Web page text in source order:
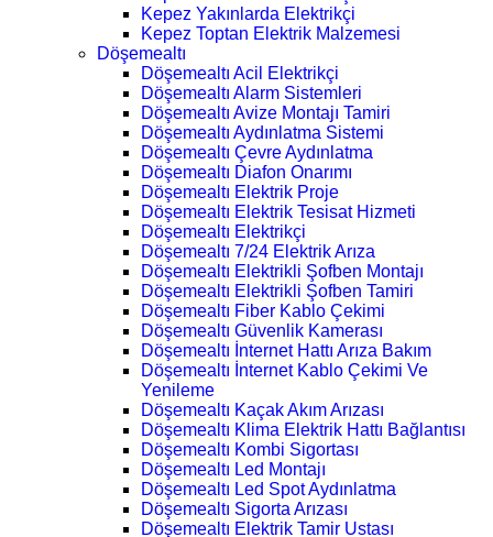
Kepez Yakınlarda Elektrikçi
Kepez Toptan Elektrik Malzemesi
Döşemealtı
Döşemealtı Acil Elektrikçi
Döşemealtı Alarm Sistemleri
Döşemealtı Avize Montajı Tamiri
Döşemealtı Aydınlatma Sistemi
Döşemealtı Çevre Aydınlatma
Döşemealtı Diafon Onarımı
Döşemealtı Elektrik Proje
Döşemealtı Elektrik Tesisat Hizmeti
Döşemealtı Elektrikçi
Döşemealtı 7/24 Elektrik Arıza
Döşemealtı Elektrikli Şofben Montajı
Döşemealtı Elektrikli Şofben Tamiri
Döşemealtı Fiber Kablo Çekimi
Döşemealtı Güvenlik Kamerası
Döşemealtı İnternet Hattı Arıza Bakım
Döşemealtı İnternet Kablo Çekimi Ve
Yenileme
Döşemealtı Kaçak Akım Arızası
Döşemealtı Klima Elektrik Hattı Bağlantısı
Döşemealtı Kombi Sigortası
Döşemealtı Led Montajı
Döşemealtı Led Spot Aydınlatma
Döşemealtı Sigorta Arızası
Döşemealtı Elektrik Tamir Ustası